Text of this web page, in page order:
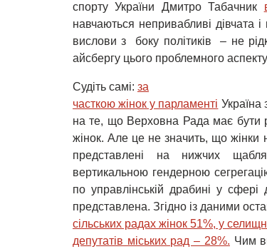
спорту України Дмитро Табачник
навчаються непривабливі дівчата
вислови з боку політиків – не
айсбергу цього проблемного
Судіть самі: за
часткою жінок у парламенті Україна
на те, що Верховна Рада має бути
жінок. Але це не значить, що
представлені на нижчих
вертикальною гендерною
по управлінській драбині у
представлена. Згідно із даними
сільських радах жінок 51%, у
депутатів міських рад – 28%. Чим